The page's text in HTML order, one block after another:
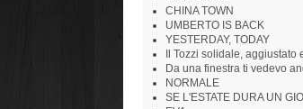
CHINA TOWN
UMBERTO IS BACK
YESTERDAY, TODAY
Il Tozzi solidale, aggiustato
Da una finestra ti vedevo
NORMALE
SE L'ESTATE DURA UN